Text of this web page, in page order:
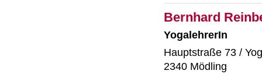
Bernhard
YogalehrerIn
Hauptstraße 73 /
2340 Mödling